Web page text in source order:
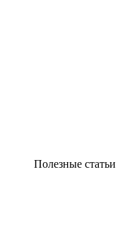
Полезные статьи